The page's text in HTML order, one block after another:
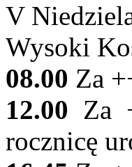
V
Wysoki
08.00 Za
12.00 Za
rocznicę